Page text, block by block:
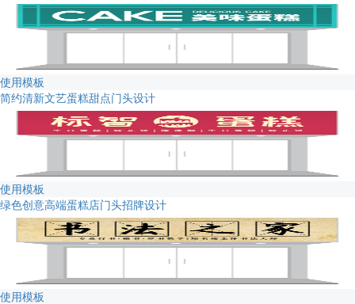
使用模板
简约清新文艺蛋糕甜点门头设计
使用模板
绿色创意高端蛋糕店门头招牌设计
使用模板